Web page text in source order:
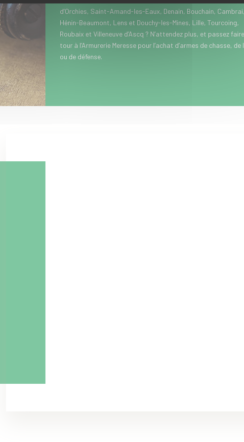
d’Orchies, Saint-Amand-les-Eaux, Denain, Bouchain, Cambrai,
Hénin-Beaumont, Lens et Douchy-les-Mines, Lille, Tourcoing,
Roubaix et Villeneuve d’Ascq ? N’attendez plus, et passez
tour à l’Armurerie Meresse pour l’achat d’armes de chasse, de
ou de défense.